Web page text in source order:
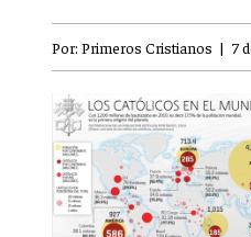
Por: Primeros Cristianos | 7